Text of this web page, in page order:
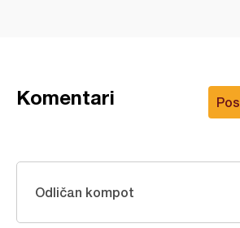
Komentari
Odličan kompot